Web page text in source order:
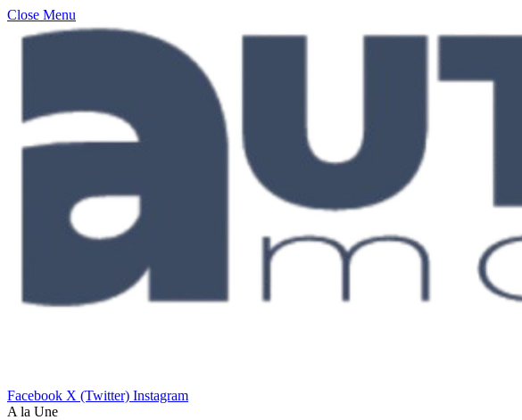
Close Menu
Facebook X (Twitter) Instagram
A la Une